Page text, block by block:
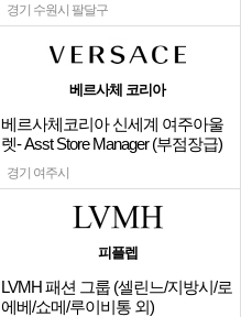
경기 수원시 팔달구
베르사체 코리아
베르사체코리아 신세계 여주아울
렛- Asst Store Manager (부점장급)
채용
경기 여주시
피플렙
LVMH 패션 그룹 (셀린느/지방시/로
에베/쇼메/루이비통 외)